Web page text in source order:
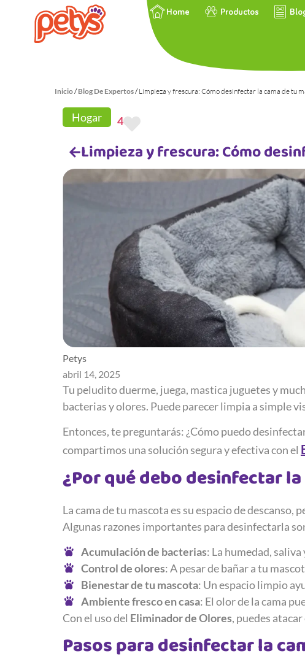
Home Productos
Inicio/Blog De Expertos/Limpieza y frescura: Cómo desinfectar la cama de tu
Hogar 4
Limpieza y frescura: Cómo
Petys
abril 14, 2025
Tu peludito duerme, juega, mastica juguetes y
bacterias y olores. Puede parecer limpia a simple
Entonces, te preguntarás: ¿Cómo puedo
compartimos una solución segura y efectiva con el
¿Por qué debo desinfectar
La cama de tu mascota es su espacio de
Algunas razones importantes para desinfectarla
Acumulación de bacterias: La humedad,
Control de olores: A pesar de bañar a tu
Bienestar de tu mascota: Un espacio limpio
Ambiente fresco en casa: El olor de la cama
Con el uso del Eliminador de Olores, puedes
Pasos para desinfectar la